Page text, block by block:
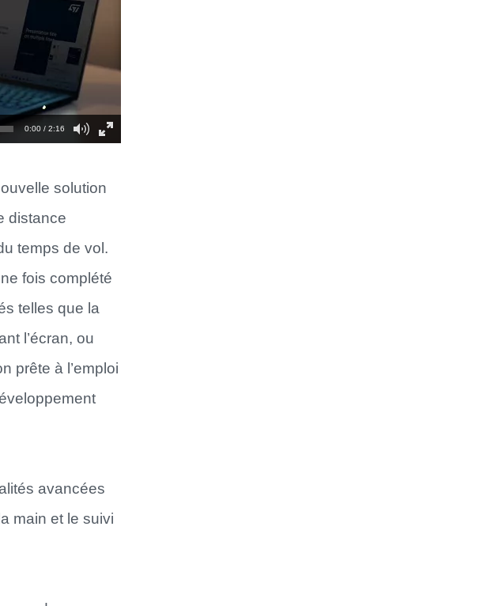
0:00 / 2:16
solution
distance
temps de vol.
fois complété
telles que la
l’écran, ou
prête à l’emploi
avancées
main et le suivi